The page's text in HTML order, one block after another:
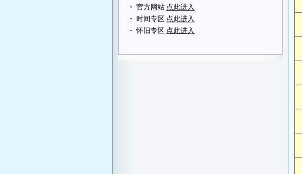
・ 官方网站 点此进入
・ 时间专区 点此进入
・ 怀旧专区 点此进入